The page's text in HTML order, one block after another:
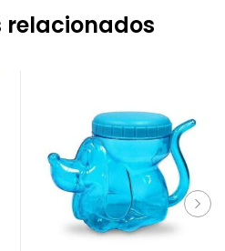
relacionados